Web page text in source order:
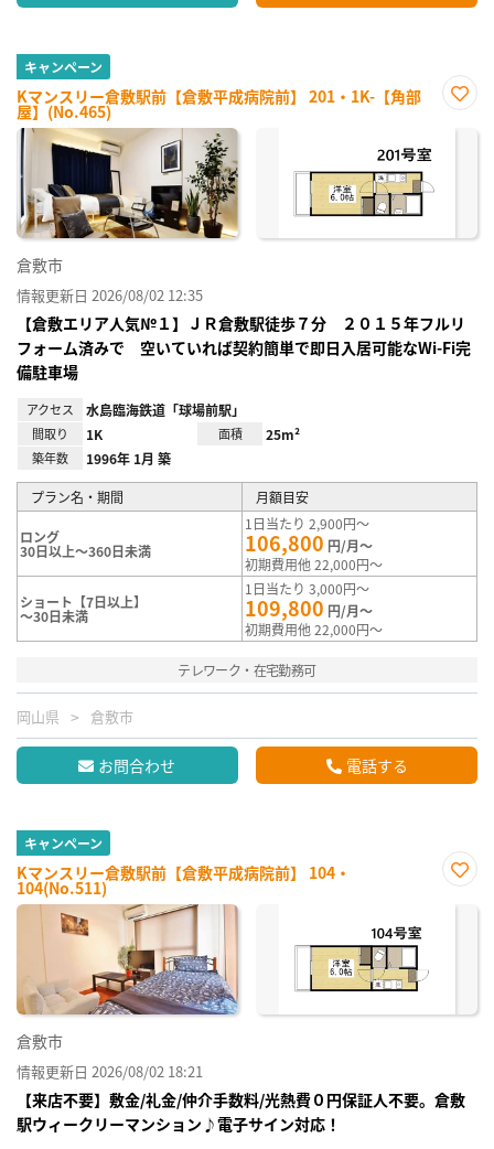
キャンペーン
Kマンスリー倉敷駅前【倉敷平成病院前】 201・1K-【角部
屋】(No.465)
に入
倉敷市
情報更新日 2026/08/02 12:35
【倉敷エリア人気№１】ＪＲ倉敷駅徒歩７分 ２０１５年フルリ
フォーム済みで 空いていれば契約簡単で即日入居可能なWi-Fi完
備駐車場
アクセス 水島臨海鉄道「球場前駅」
間取り 1K 面積 25m²
築年数 1996年 1月 築
プラン名・期間 月額目安
ロング
30日以上～360日未満
1日当たり 2,900円～
106,800 円/月～
初期費用他 22,000円～
ショート【7日以上】
～30日未満
1日当たり 3,000円～
109,800 円/月～
初期費用他 22,000円～
テレワーク・在宅勤務可
岡山県 倉敷市
お問合わせ 電話する
キャンペーン
Kマンスリー倉敷駅前【倉敷平成病院前】 104・
104(No.511)
に入
倉敷市
情報更新日 2026/08/02 18:21
【来店不要】敷金/礼金/仲介手数料/光熱費０円保証人不要。倉敷
駅ウィークリーマンション♪電子サイン対応！